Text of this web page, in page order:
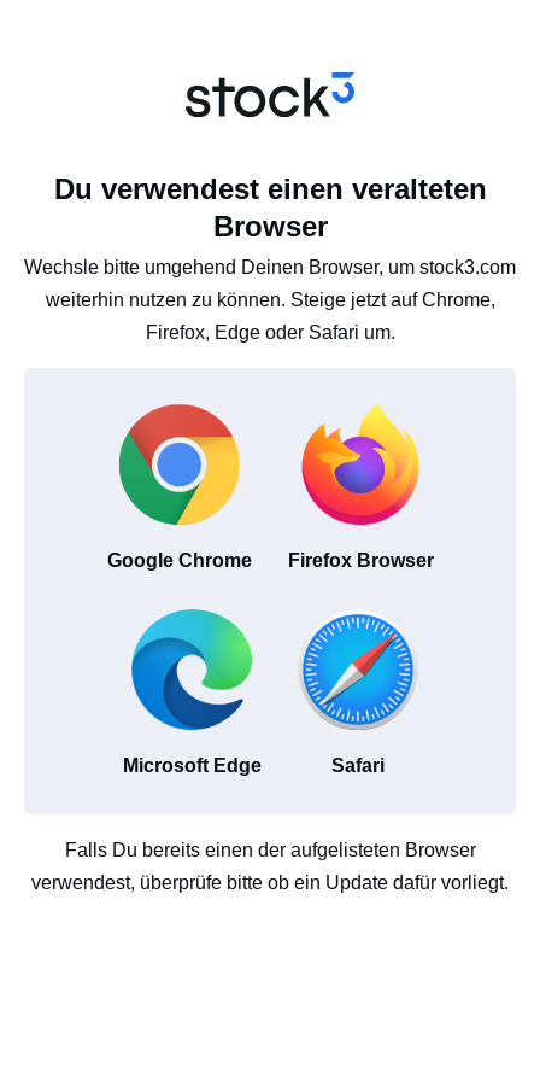
Du verwendest einen veralteten
Browser
Wechsle bitte umgehend Deinen Browser, um stock3.com
weiterhin nutzen zu können. Steige jetzt auf Chrome,
Firefox, Edge oder Safari um.
Google Chrome Firefox Browser
Microsoft Edge Safari
Falls Du bereits einen der aufgelisteten Browser
verwendest, überprüfe bitte ob ein Update dafür vorliegt.